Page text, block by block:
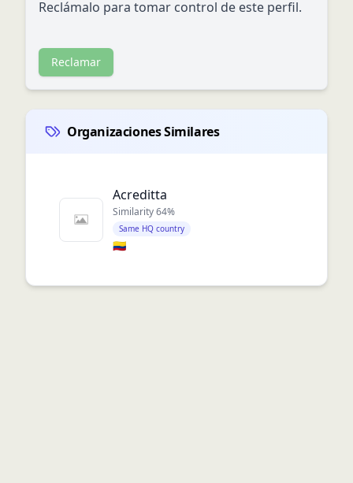
Reclámalo para tomar control de este perfil.
Reclamar
Organizaciones Similares
Acreditta
Similarity64%
Same HQ country
🇨🇴